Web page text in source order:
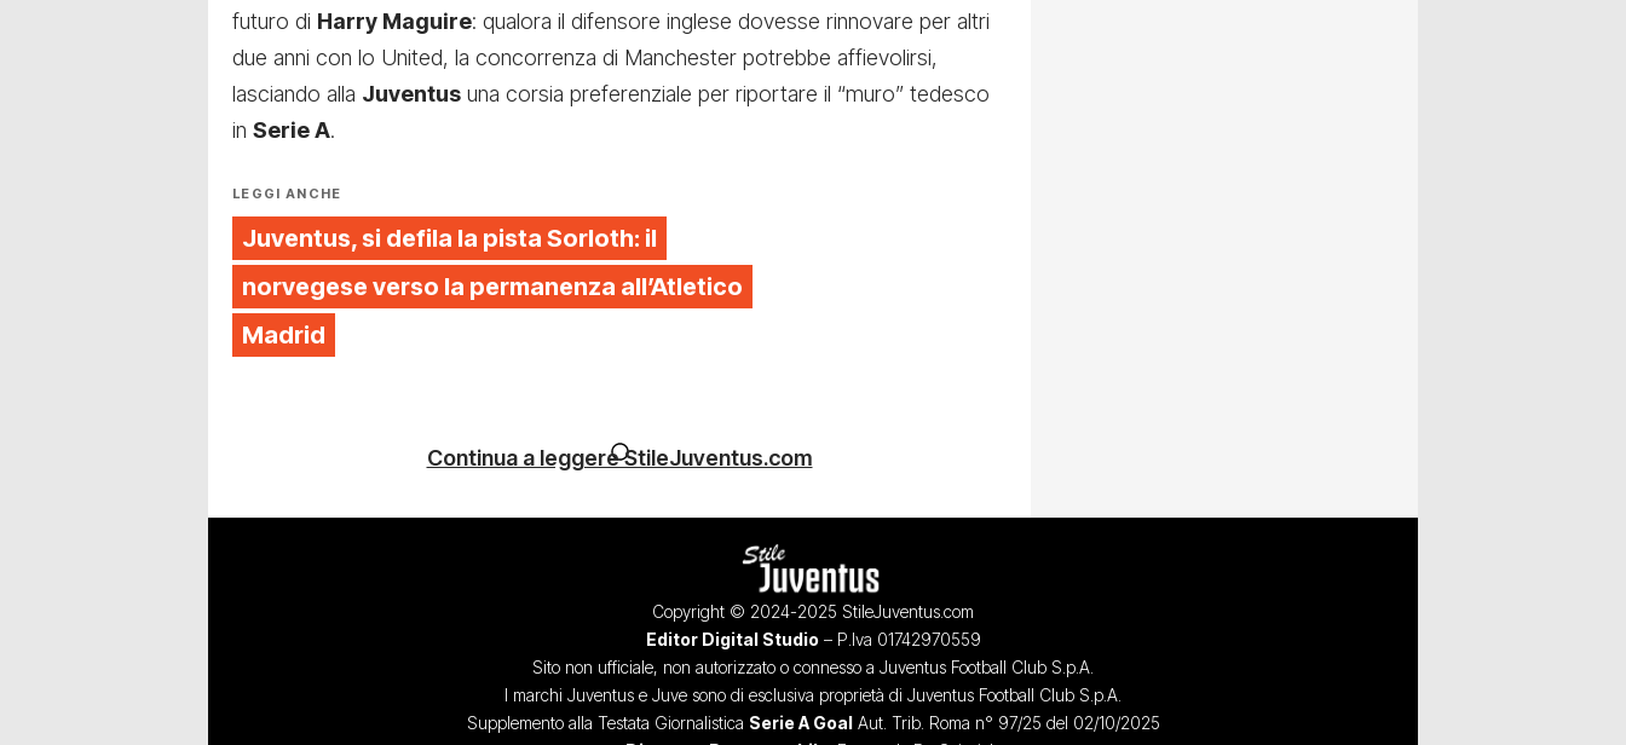
futuro di Harry Maguire: qualora il difensore inglese dovesse rinnovare per altri
due anni con lo United, la concorrenza di Manchester potrebbe affievolirsi,
lasciando alla Juventus una corsia preferenziale per riportare il “muro” tedesco
in Serie A.
LEGGI ANCHE
Juventus, si defila la pista Sorloth: il
norvegese verso la permanenza all’Atletico
Madrid
Continua a leggere StileJuventus.com
Copyright © 2024-2025 StileJuventus.com
Editor Digital Studio – P.Iva 01742970559
Sito non ufficiale, non autorizzato o connesso a Juventus Football Club S.p.A.
I marchi Juventus e Juve sono di esclusiva proprietà di Juventus Football Club S.p.A.
Supplemento alla Testata Giornalistica Serie A GoalAut. Trib. Roma n° 97/25 del 02/10/2025